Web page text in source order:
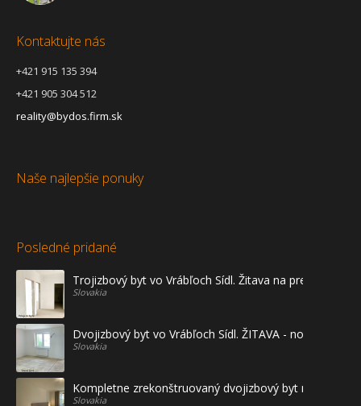
Kontaktujte nás
+421 915 135 394
+421 905 304 512
reality@bydos.firm.sk
Naše najlepšie ponuky
Posledné pridané
Trojizbový byt vo Vrábľoch Sídl. Žitava na predaj - prvé
Slovakia
Dvojizbový byt vo Vrábľoch Sídl. ŽITAVA - novostavba
Slovakia
Kompletne zrekonštruovaný dvojizbový byt na
Slovakia